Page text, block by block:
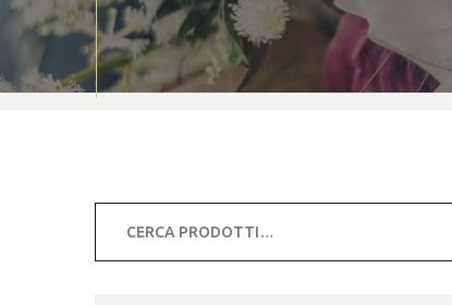
Carrello
Checkout